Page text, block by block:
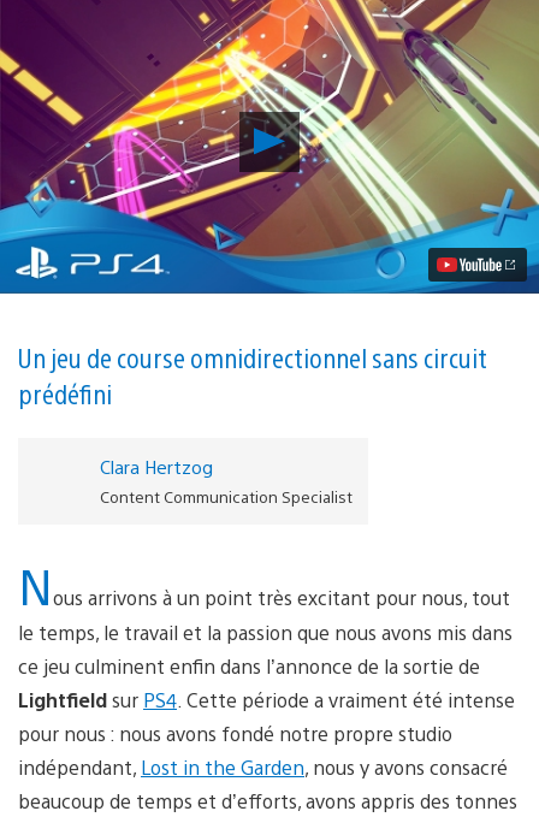
Lancer
la
vidéo
Lightfield,
de
course
arrive
sur
Un jeu de course omnidirectionnel sans circuit
prédéfini
Clara Hertzog
Content Communication Specialist
Nous arrivons à un point très excitant pour nous, tout
le temps, le travail et la passion que nous avons mis dans
ce jeu culminent enfin dans l’annonce de la sortie de
Lightfieldsur PS4 . Cette période a vraiment été intense
pour nous : nous avons fondé notre propre studio
indépendant, Lost in the Garden, nous y avons consacré
beaucoup de temps et d’efforts, avons appris des tonnes